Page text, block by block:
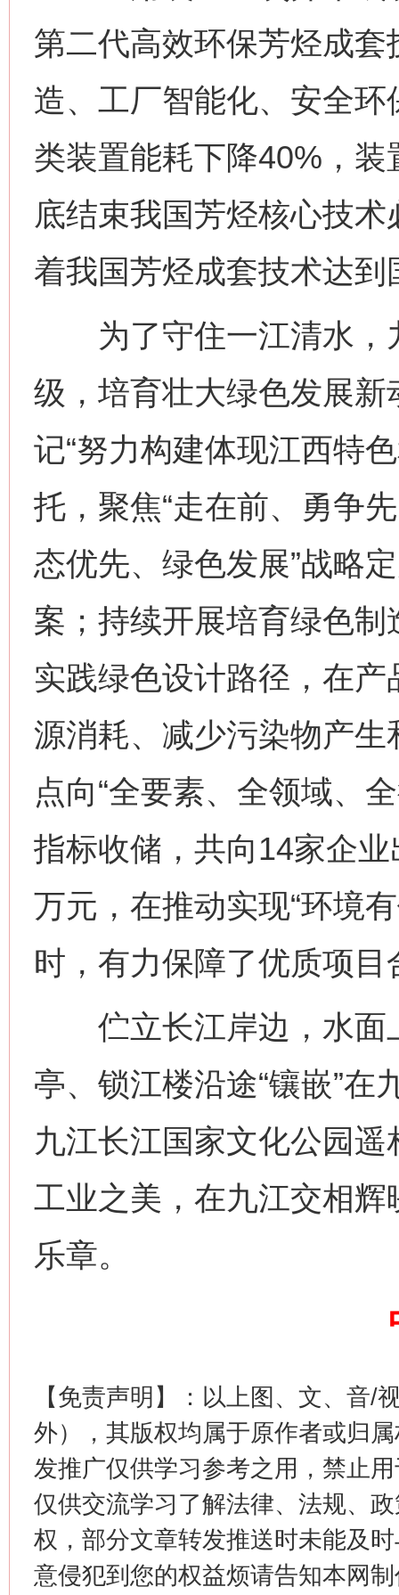
第二代高效环保芳烃成
造、工厂智能化、安全
类装置能耗下降40%，
底结束我国芳烃核心技
着我国芳烃成套技术达到
为了守住一江清水，
级，培育壮大绿色发展
记“努力构建体现江西特
托，聚焦“走在前、勇争
态优先、绿色发展”战略
案；持续开展培育绿色
实践绿色设计路径，在
源消耗、减少污染物产
点向“全要素、全领域、
指标收储，共向14家企
万元，在推动实现“环境
时，有力保障了优质项
伫立长江岸边，水面
亭、锁江楼沿途“镶嵌”在
九江长江国家文化公园
工业之美，在九江交相
乐章。
【免责声明】：以上图、文、音/
外），其版权均属于原作者或归
发推广仅供学习参考之用，禁止
仅供交流学习了解法律、法规、
权，部分文章转发推送时未能及
意侵犯到您的权益烦请告知本网
今
解纷+调解+退费，一次搞定
漫山遍野的桃花与雪山、麦地、白藏房 除